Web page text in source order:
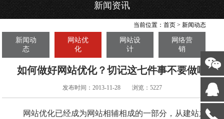
新闻资讯
当前位置：首页 >新闻动态
新闻动
态
网站优
化
网站设
计
网络营
销
如何做好网站优化？切记这七件事不要做啊
发布时间：2013-11-28 浏览：5227
网站优化已经成为网站相辅相成的一部分，从建站之初